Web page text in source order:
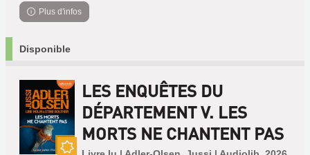
Plus d'infos
Disponible
LES ENQUÊTES DU
DÉPARTEMENT V. LES
MORTS NE CHANTENT PAS